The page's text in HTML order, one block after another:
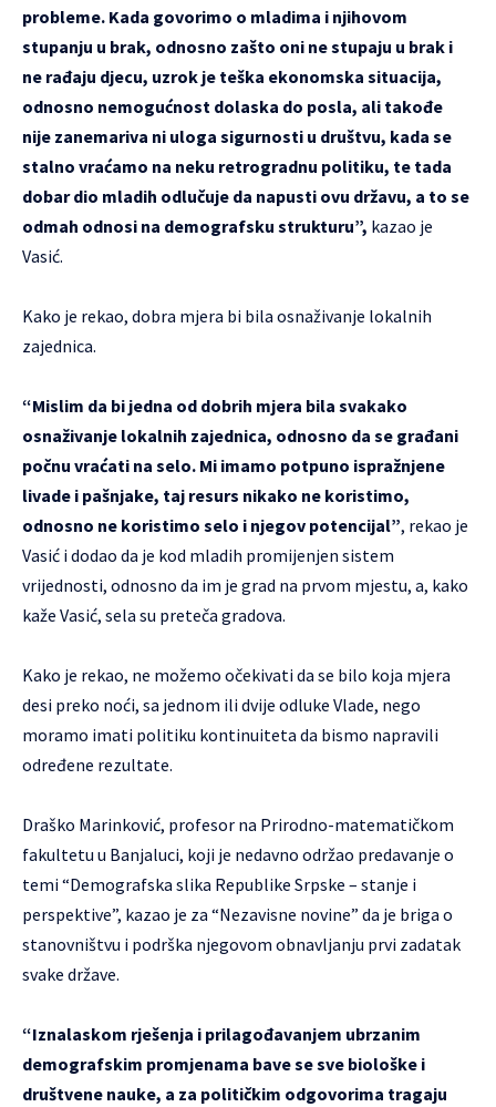
probleme. Kada govorimo o mladima i njihovom
stupanju u brak, odnosno zašto oni ne stupaju u brak i
ne rađaju djecu, uzrok je teška ekonomska situacija,
odnosno nemogućnost dolaska do posla, ali takođe
nije zanemariva ni uloga sigurnosti u društvu, kada se
stalno vraćamo na neku retrogradnu politiku, te tada
dobar dio mladih odlučuje da napusti ovu državu, a to se
odmah odnosi na demografsku strukturu”, kazao je
Vasić.
Kako je rekao, dobra mjera bi bila osnaživanje lokalnih
zajednica.
“Mislim da bi jedna od dobrih mjera bila svakako
osnaživanje lokalnih zajednica, odnosno da se građani
počnu vraćati na selo. Mi imamo potpuno ispražnjene
livade i pašnjake, taj resurs nikako ne koristimo,
odnosno ne koristimo selo i njegov potencijal”, rekao je
Vasić i dodao da je kod mladih promijenjen sistem
vrijednosti, odnosno da im je grad na prvom mjestu, a, kako
kaže Vasić, sela su preteča gradova.
Kako je rekao, ne možemo očekivati da se bilo koja mjera
desi preko noći, sa jednom ili dvije odluke Vlade, nego
moramo imati politiku kontinuiteta da bismo napravili
određene rezultate.
Draško Marinković, profesor na Prirodno-matematičkom
fakultetu u Banjaluci, koji je nedavno održao predavanje o
temi “Demografska slika Republike Srpske – stanje i
perspektive”, kazao je za “Nezavisne novine” da je briga o
stanovništvu i podrška njegovom obnavljanju prvi zadatak
svake države.
“Iznalaskom rješenja i prilagođavanjem ubrzanim
demografskim promjenama bave se sve biološke i
društvene nauke, a za političkim odgovorima tragaju